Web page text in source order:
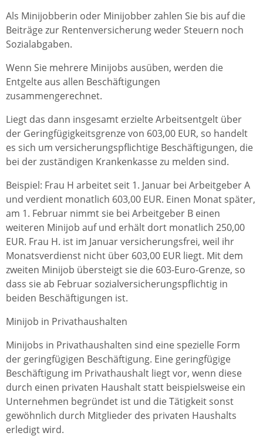
Als Minijobberin oder Minijobber zahlen Sie bis auf die
Beiträge zur Rentenversicherung weder Steuern noch
Sozialabgaben.
Wenn Sie mehrere Minijobs ausüben, werden die
Entgelte aus allen Beschäftigungen
zusammengerechnet.
Liegt das dann insgesamt erzielte Arbeitsentgelt über
der Geringfügigkeitsgrenze von 603,00 EUR, so handelt
es sich um versicherungspflichtige Beschäftigungen, die
bei der zuständigen Krankenkasse zu melden sind.
Beispiel: Frau H arbeitet seit 1. Januar bei Arbeitgeber A
und verdient monatlich 603,00 EUR. Einen Monat später,
am 1. Februar nimmt sie bei Arbeitgeber B einen
weiteren Minijob auf und erhält dort monatlich 250,00
EUR. Frau H. ist im Januar versicherungsfrei, weil ihr
Monatsverdienst nicht über 603,00 EUR liegt. Mit dem
zweiten Minijob übersteigt sie die 603-Euro-Grenze, so
dass sie ab Februar sozialversicherungspflichtig in
beiden Beschäftigungen ist.
Minijob in Privathaushalten
Minijobs in Privathaushalten sind eine spezielle Form
der geringfügigen Beschäftigung. Eine geringfügige
Beschäftigung im Privathaushalt liegt vor, wenn diese
durch einen privaten Haushalt statt beispielsweise ein
Unternehmen begründet ist und die Tätigkeit sonst
gewöhnlich durch Mitglieder des privaten Haushalts
erledigt wird.